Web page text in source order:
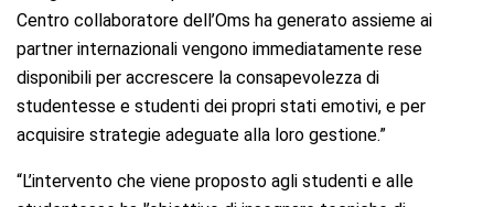
Centro collaboratore dell’Oms ha generato assieme ai
partner internazionali vengono immediatamente rese
disponibili per accrescere la consapevolezza di
studentesse e studenti dei propri stati emotivi, e per
acquisire strategie adeguate alla loro gestione.”
“L’intervento che viene proposto agli studenti e alle